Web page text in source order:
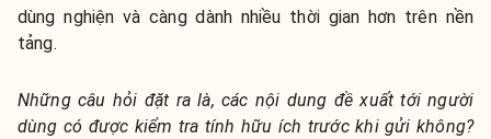
dùng nghiện và càng dành nhiều thời gian hơn trên nền
tảng.
Những câu hỏi đặt ra là, các nội dung đề xuất tới người
dùng có được kiểm tra tính hữu ích trước khi gửi không?